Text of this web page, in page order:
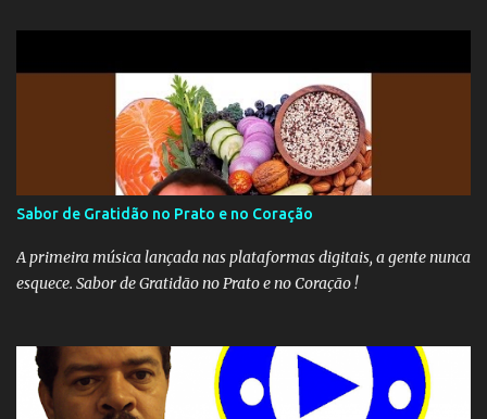
Sabor de Gratidão no Prato e no Coração
A primeira música lançada nas plataformas digitais, a gente nunca
esquece. Sabor de Gratidão no Prato e no Coração !